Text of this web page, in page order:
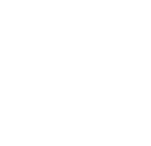
Digital
completely